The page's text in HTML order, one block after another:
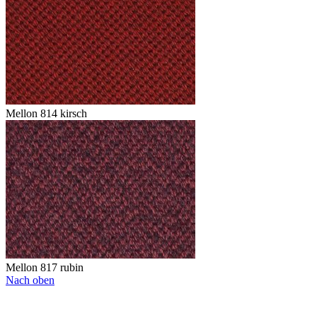
Mellon 814 kirsch
Mellon 817 rubin
Nach oben